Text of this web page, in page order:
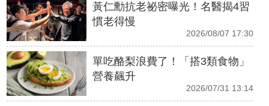
黃仁勳抗老祕密曝光！名醫揭4習
慣老得慢
2026/08/07 17:30
單吃酪梨浪費了！「搭3類食物」
營養飆升
2026/07/31 13:14